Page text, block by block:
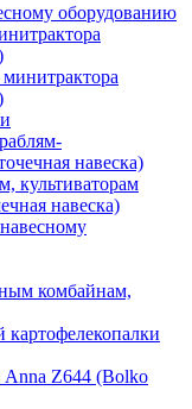
оборудованию
навеска)
культиваторам
навеска)
комбайнам,
картофелекопалки
Anna Z644 (Bolko